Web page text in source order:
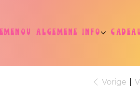
Algemene info
Vorige